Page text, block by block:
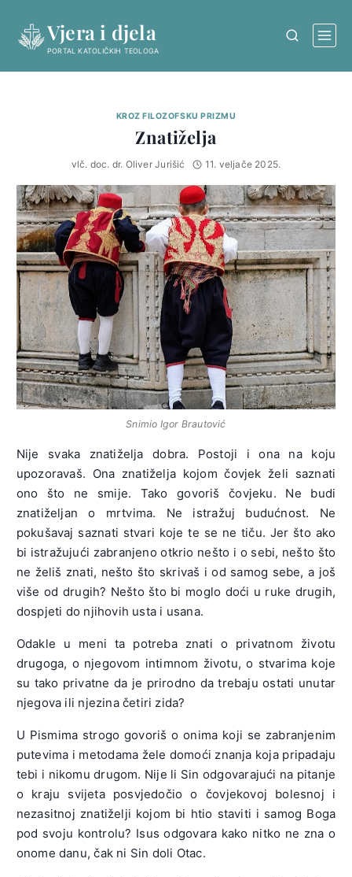
content
Vjera i djela
PORTAL KATOLIČKIH TEOLOGA
KROZ FILOZOFSKU PRIZMU
Znatiželja
vlč. doc. dr. Oliver Jurišić 11. veljače 2025.
Snimio Igor Brautović
Nije svaka znatiželja dobra. Postoji i ona na koju
upozoravaš. Ona znatiželja kojom čovjek želi saznati
ono što ne smije. Tako govoriš čovjeku. Ne budi
znatiželjan o mrtvima. Ne istražuj budućnost. Ne
pokušavaj saznati stvari koje te se ne tiču. Jer što ako
bi istražujući zabranjeno otkrio nešto i o sebi, nešto što
ne želiš znati, nešto što skrivaš i od samog sebe, a još
više od drugih? Nešto što bi moglo doći u ruke drugih,
dospjeti do njihovih usta i usana.
Odakle u meni ta potreba znati o privatnom životu
drugoga, o njegovom intimnom životu, o stvarima koje
su tako privatne da je prirodno da trebaju ostati unutar
njegova ili njezina četiri zida?
U Pismima strogo govoriš o onima koji se zabranjenim
putevima i metodama žele domoći znanja koja pripadaju
tebi i nikomu drugom. Nije li Sin odgovarajući na pitanje
o kraju svijeta posvjedočio o čovjekovoj bolesnoj i
nezasitnoj znatiželji kojom bi htio staviti i samog Boga
pod svoju kontrolu? Isus odgovara kako nitko ne zna o
onome danu, čak ni Sin doli Otac.